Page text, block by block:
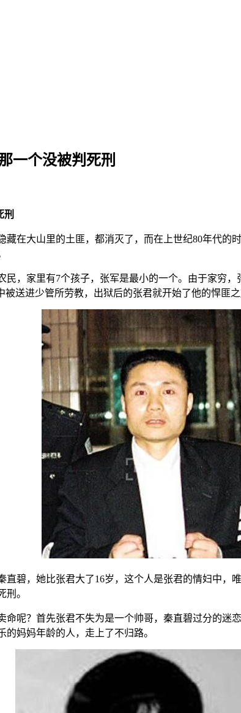
一个没被判死刑
刑
在大山里的土匪，都消灭了，而在上世纪80年代
，家里有7个孩子，张军是最小的一个。由于家穷
送进少管所劳教，出狱后的张君就开始了他的悍匪之
碧，她比张君大了16岁，这个人是张君的情妇中
。
呢？首先张君不失为是一个帅哥，秦直碧过分的
妈妈年龄的人，走上了不归路。